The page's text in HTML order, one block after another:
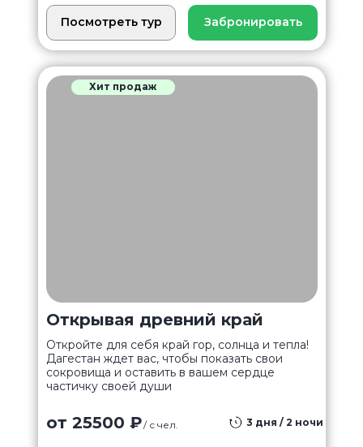
от 25500 ₽
Открывая древний край
3 дня / 2 ночи
/ с чел.
Откройте для себя край гор, солнца и тепла!
Дагестан ждет вас, чтобы показать свои
сокровища и оставить в вашем сердце
частичку своей души
Хит продаж
Посмотреть тур Забронировать